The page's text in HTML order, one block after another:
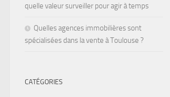
quelle valeur surveiller pour agir à temps
Quelles agences immobilières sont
spécialisées dans la vente à Toulouse ?
CATÉGORIES